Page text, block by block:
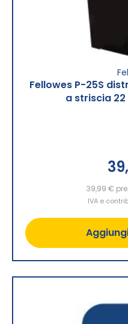
Fellowes P-25S
a striscia 22
39,99 €
IVA e